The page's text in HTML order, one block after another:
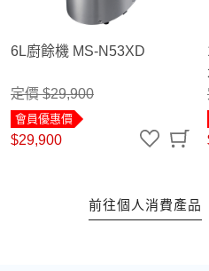
6L廚餘機 MS-N53XD
定價 $29,900
會員優惠價
$29,900
前往個人消費產品